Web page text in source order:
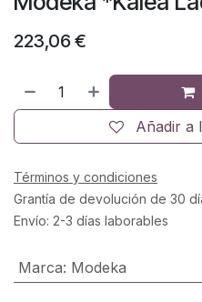
223,06 €
Añadir a
Términos y condiciones
Grantía de devolución de 30
Envío: 2-3 días laborables
Marca: Modeka